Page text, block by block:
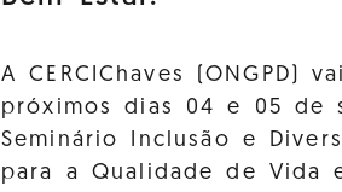
A CERCIChaves (ONGPD)
próximos dias 04 e 05 de
Seminário Inclusão e
para a Qualidade de Vida